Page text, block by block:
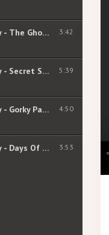
Рок В Машину - The Ghost Peppers - Part Of Me
3:42
Рок В Машину - Secret Sphere - Courage
5:39
Рок В Машину - Gorky Park - Stranger
4:50
Рок В Машину - Days Of Jupiter - I Am Stone
3:53